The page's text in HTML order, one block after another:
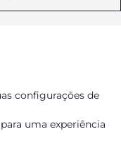
configurações de
uma experiência